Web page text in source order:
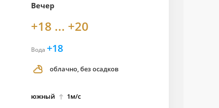
Вечер
+18 ... +20
Вода +18
облачно, без осадков
южный 1м/с